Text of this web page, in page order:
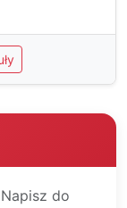
do